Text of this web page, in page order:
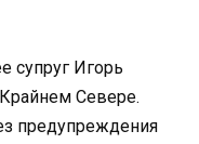
супруг Игорь
Севере.
предупреждения